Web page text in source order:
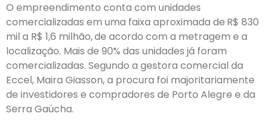
O empreendimento conta com unidades
comercializadas em uma faixa aproximada de R$ 830
mil a R$ 1,6 milhão,de acordo com a metragem e a
localização. Mais de 90% das unidades já foram
comercializadas. Segundo a gestora comercial da
Eccel, Maira Giasson, a procura foi majoritariamente
de investidores e compradores de Porto Alegre e da
Serra Gaúcha.